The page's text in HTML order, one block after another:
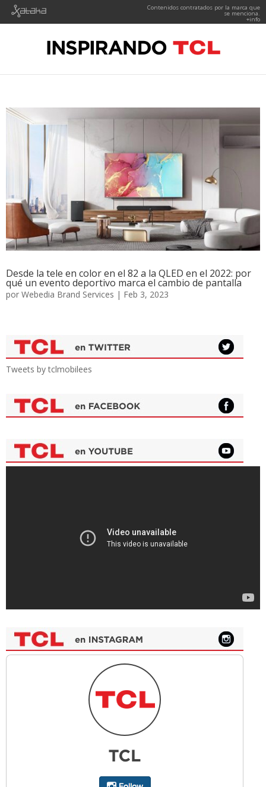
Contenidos contratados por la marca que
se menciona.
+info
Desde la tele en color en el 82 a la QLED en el 2022: por
qué un evento deportivo marca el cambio de pantalla
por Webedia Brand Services | Feb 3, 2023
Tweets by tclmobilees